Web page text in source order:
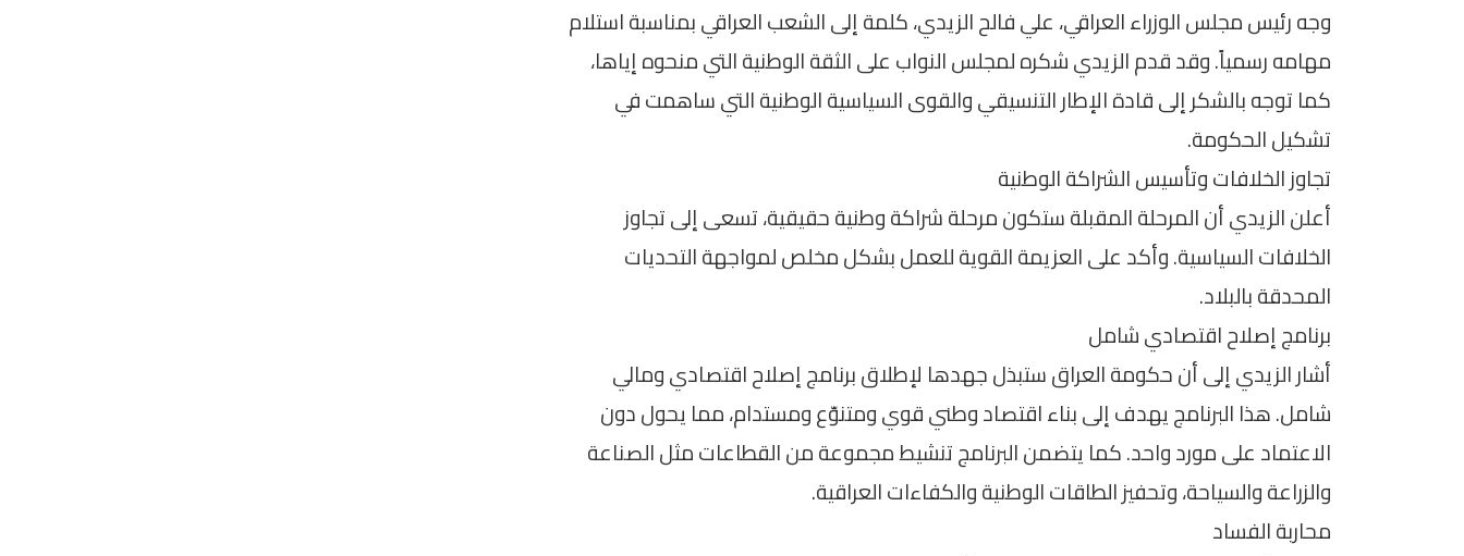
وجه رئيس مجلس الوزراء العراقي، علي فالح الزيدي، كلمة إلى الشعب العراقي بمناسبة استلام
مهامه رسمياً. وقد قدم الزيدي شكره لمجلس النواب على الثقة الوطنية التي منحوه إياها،
كما توجه بالشكر إلى قادة الإطار التنسيقي والقوى السياسية الوطنية التي ساهمت في
تشكيل الحكومة.
تجاوز الخلافات وتأسيس الشراكة الوطنية
أعلن الزيدي أن المرحلة المقبلة ستكون مرحلة شراكة وطنية حقيقية، تسعى إلى تجاوز
الخلافات السياسية. وأكد على العزيمة القوية للعمل بشكل مخلص لمواجهة التحديات
المحدقة بالبلاد.
برنامج إصلاح اقتصادي شامل
أشار الزيدي إلى أن حكومة العراق ستبذل جهدها لإطلاق برنامج إصلاح اقتصادي ومالي
شامل. هذا البرنامج يهدف إلى بناء اقتصاد وطني قوي ومتنوّع ومستدام، مما يحول دون
الاعتماد على مورد واحد. كما يتضمن البرنامج تنشيط مجموعة من القطاعات مثل الصناعة
والزراعة والسياحة، وتحفيز الطاقات الوطنية والكفاءات العراقية.
محاربة الفساد